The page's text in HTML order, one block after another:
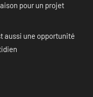
pour un projet
aussi une opportunité